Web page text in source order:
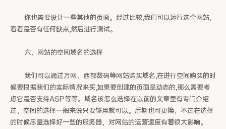
你也需要设计一些其他的页面。经过比较,我们可以运行这个网站,
看看是否有任何缺点,然后进行测试。
六、网站的空间域名的选择
我们可以通过万网、西部数码等网站购买域名,在进行空间购买的时
候要根据我们的实际情况来买,如果要创建的页面是动态的,那么需要考
虑它是否支持ASP等等。域名该怎么选择在以前的文章里有专门介绍
过，空间的选择一般来说只要够用就可以。后期也可更换，不过在选择
的时候尽量选择好一些的服务器，对网站的运营速度有着很大影响。